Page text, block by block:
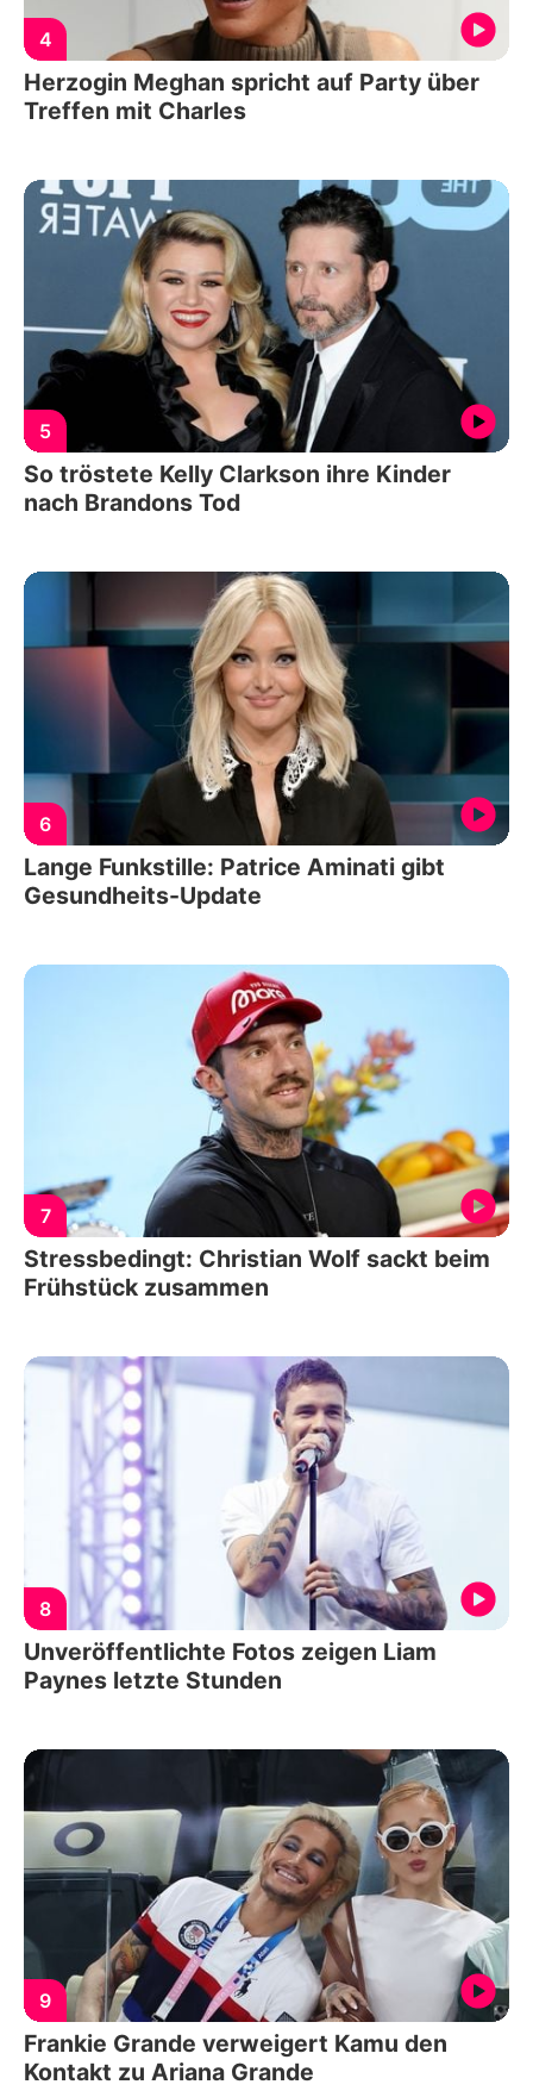
4
Herzogin Meghan spricht auf Party über
Treffen mit Charles
5
So tröstete Kelly Clarkson ihre Kinder
nach Brandons Tod
6
Lange Funkstille: Patrice Aminati gibt
Gesundheits-Update
7
Stressbedingt: Christian Wolf sackt beim
Frühstück zusammen
8
Unveröffentlichte Fotos zeigen Liam
Paynes letzte Stunden
9
Frankie Grande verweigert Kamu den
Kontakt zu Ariana Grande